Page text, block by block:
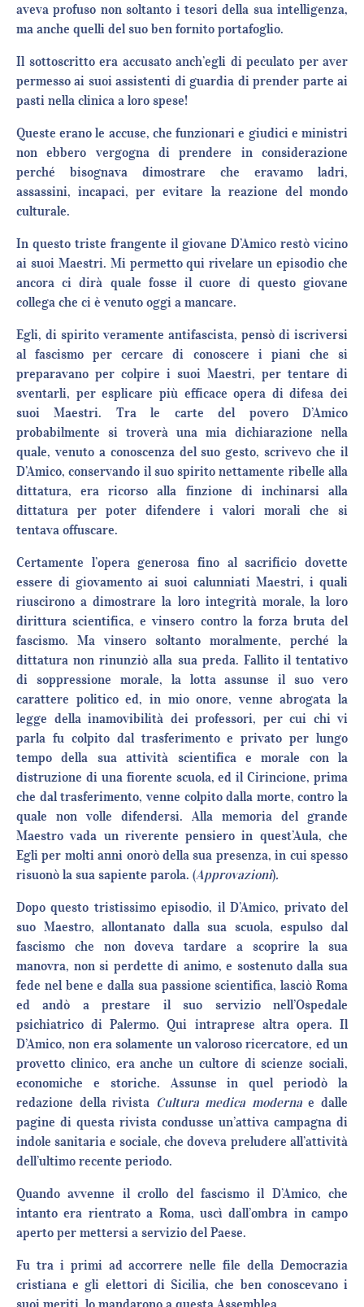
aveva profuso non soltanto i tesori della sua intelligenza,
ma anche quelli del suo ben fornito portafoglio.
Il sottoscritto era accusato anch’egli di peculato per aver
permesso ai suoi assistenti di guardia di prender parte ai
pasti nella clinica a loro spese!
Queste erano le accuse, che funzionari e giudici e ministri
non ebbero vergogna di prendere in considerazione
perché bisognava dimostrare che eravamo ladri,
assassini, incapaci, per evitare la reazione del mondo
culturale.
In questo triste frangente il giovane D’Amico restò vicino
ai suoi Maestri. Mi permetto qui rivelare un episodio che
ancora ci dirà quale fosse il cuore di questo giovane
collega che ci è venuto oggi a mancare.
Egli, di spirito veramente antifascista, pensò di iscriversi
al fascismo per cercare di conoscere i piani che si
preparavano per colpire i suoi Maestri, per tentare di
sventarli, per esplicare più efficace opera di difesa dei
suoi Maestri. Tra le carte del povero D’Amico
probabilmente si troverà una mia dichiarazione nella
quale, venuto a conoscenza del suo gesto, scrivevo che il
D’Amico, conservando il suo spirito nettamente ribelle alla
dittatura, era ricorso alla finzione di inchinarsi alla
dittatura per poter difendere i valori morali che si
tentava offuscare.
Certamente l’opera generosa fino al sacrificio dovette
essere di giovamento ai suoi calunniati Maestri, i quali
riuscirono a dimostrare la loro integrità morale, la loro
dirittura scientifica, e vinsero contro la forza bruta del
fascismo. Ma vinsero soltanto moralmente, perché la
dittatura non rinunziò alla sua preda. Fallito il tentativo
di soppressione morale, la lotta assunse il suo vero
carattere politico ed, in mio onore, venne abrogata la
legge della inamovibilità dei professori, per cui chi vi
parla fu colpito dal trasferimento e privato per lungo
tempo della sua attività scientifica e morale con la
distruzione di una fiorente scuola, ed il Cirincione, prima
che dal trasferimento, venne colpito dalla morte, contro la
quale non volle difendersi. Alla memoria del grande
Maestro vada un riverente pensiero in quest’Aula, che
Egli per molti anni onorò della sua presenza, in cui spesso
risuonò la sua sapiente parola. (Approvazioni).
Dopo questo tristissimo episodio, il D’Amico, privato del
suo Maestro, allontanato dalla sua scuola, espulso dal
fascismo che non doveva tardare a scoprire la sua
manovra, non si perdette di animo, e sostenuto dalla sua
fede nel bene e dalla sua passione scientifica, lasciò Roma
ed andò a prestare il suo servizio nell’Ospedale
psichiatrico di Palermo. Qui intraprese altra opera. Il
D’Amico, non era solamente un valoroso ricercatore, ed un
provetto clinico, era anche un cultore di scienze sociali,
economiche e storiche. Assunse in quel periodò la
redazione della rivista Cultura medica modernae dalle
pagine di questa rivista condusse un’attiva campagna di
indole sanitaria e sociale, che doveva preludere all’attività
dell’ultimo recente periodo.
Quando avvenne il crollo del fascismo il D’Amico, che
intanto era rientrato a Roma, uscì dall’ombra in campo
aperto per mettersi a servizio del Paese.
Fu tra i primi ad accorrere nelle file della Democrazia
cristiana e gli elettori di Sicilia, che ben conoscevano i